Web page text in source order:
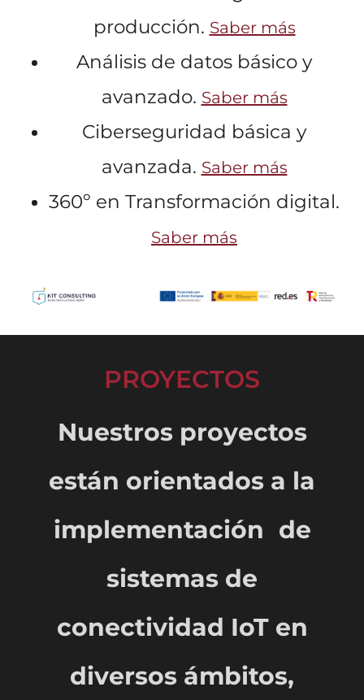
producción. Saber más
Análisis de datos básico y
avanzado. Saber más
Ciberseguridad básica y
avanzada. Saber más
360º en Transformación digital.
Saber más
PROYECTOS
Nuestros proyectos
están orientados a la
implementación de
sistemas de
conectividad IoT en
diversos ámbitos,